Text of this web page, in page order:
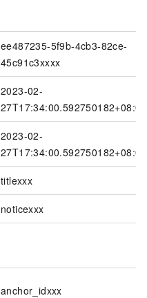
ee487235-5f9b-4cb3-82ce-
45c91c3xxxx
2023-02-
27T17:34:00.592750182+08:00
2023-02-
27T17:34:00.592750182+08:00
titlexxx
noticexxx
anchor_idxxx